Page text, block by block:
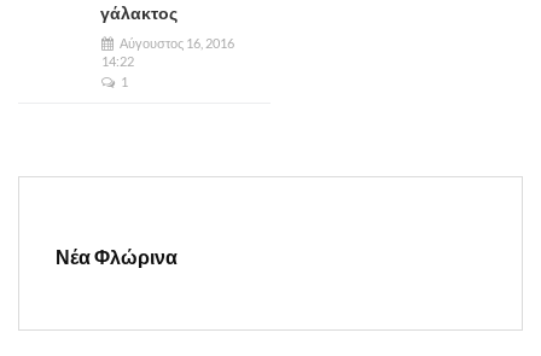
γάλακτος
Αύγουστος 16, 2016
14:22
1
Νέα Φλώρινα